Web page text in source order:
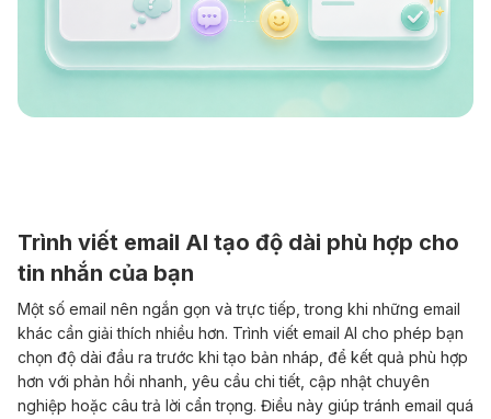
Trình viết email AI tạo độ dài phù hợp cho
tin nhắn của bạn
Một số email nên ngắn gọn và trực tiếp, trong khi những email
khác cần giải thích nhiều hơn. Trình viết email AI cho phép bạn
chọn độ dài đầu ra trước khi tạo bản nháp, để kết quả phù hợp
hơn với phản hồi nhanh, yêu cầu chi tiết, cập nhật chuyên
nghiệp hoặc câu trả lời cẩn trọng. Điều này giúp tránh email quá